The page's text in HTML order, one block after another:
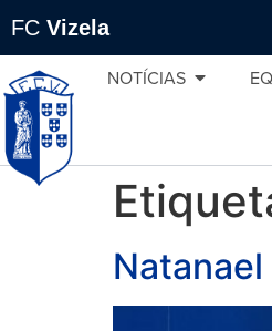
FC Vizela
NOTÍCIAS